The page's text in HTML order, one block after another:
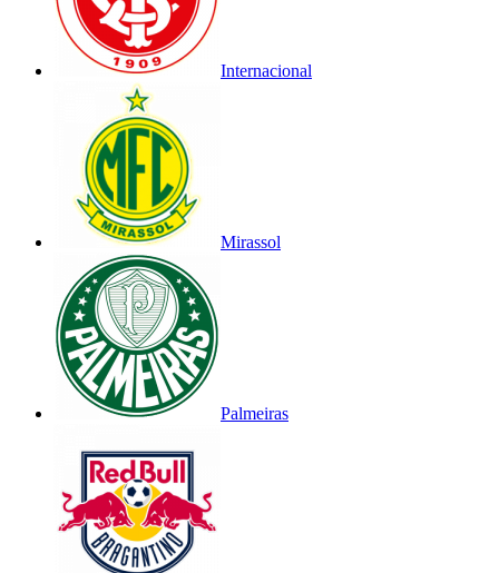
Internacional
Mirassol
Palmeiras